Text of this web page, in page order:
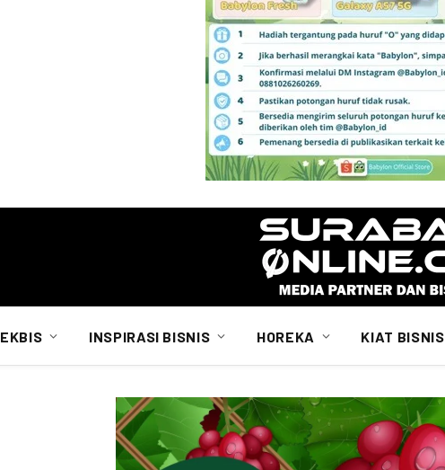
EKBIS INSPIRASI BISNIS HOREKA KIAT BISNIS